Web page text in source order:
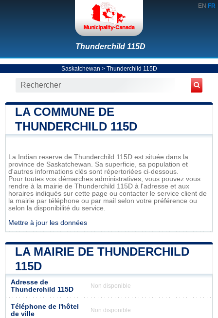
EN FR
Thunderchild 115D
Saskatchewan > Thunderchild 115D
LA COMMUNE DE
THUNDERCHILD 115D
La Indian reserve de Thunderchild 115D est située dans la
province de Saskatchewan. Sa superficie, sa population et
d'autres informations clés sont répertoriées ci-dessous.
Pour toutes vos démarches administratives, vous pouvez vous
rendre à la mairie de Thunderchild 115D à l'adresse et aux
horaires indiqués sur cette page ou contacter le service client de
la mairie par téléphone ou par mail selon votre préférence ou
selon la disponibilité du service.
Mettre à jour les données
LA MAIRIE DE THUNDERCHILD
115D
Adresse de
Thunderchild 115D
Non disponible
Téléphone de l'hôtel
de ville
Non disponible